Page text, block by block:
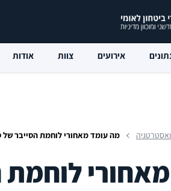
אירועים צוות אודות
מה עומד מאחורי לוחמת הסייבר של
לוחמת